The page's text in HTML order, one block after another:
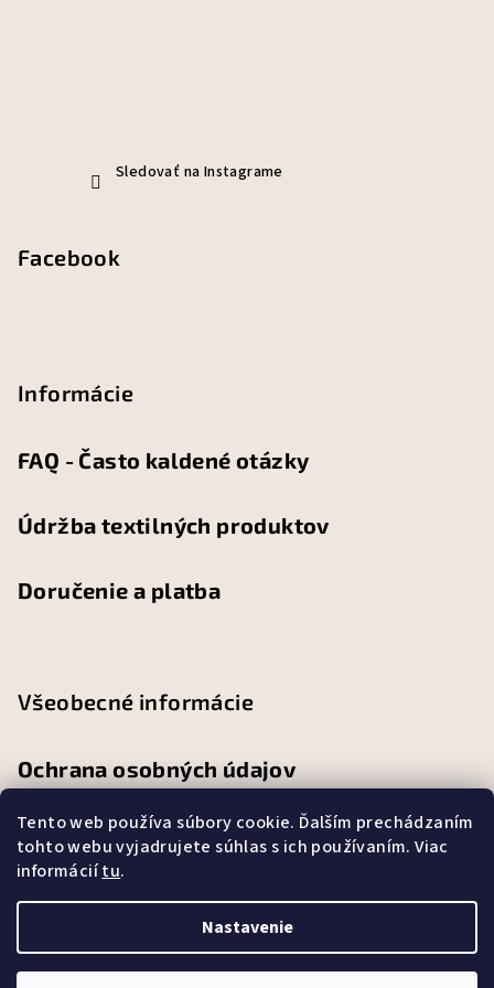
Tento web používa súbory cookie. Ďalším prechádzaním
tohto webu vyjadrujete súhlas s ich používaním. Viac
informáciítu.
Nastavenie
Sledovať na Instagrame
Facebook
Informácie
FAQ - Často kaldené otázky
Údržba textilných produktov
Doručenie a platba
Všeobecné informácie
Ochrana osobných údajov
Obchodné podmienky
Reklamačný poriadok